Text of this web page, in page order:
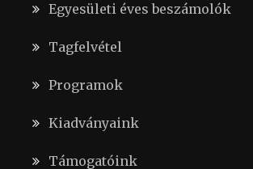
Egyesületi éves beszámolók
Tagfelvétel
Programok
Kiadványaink
Támogatóink